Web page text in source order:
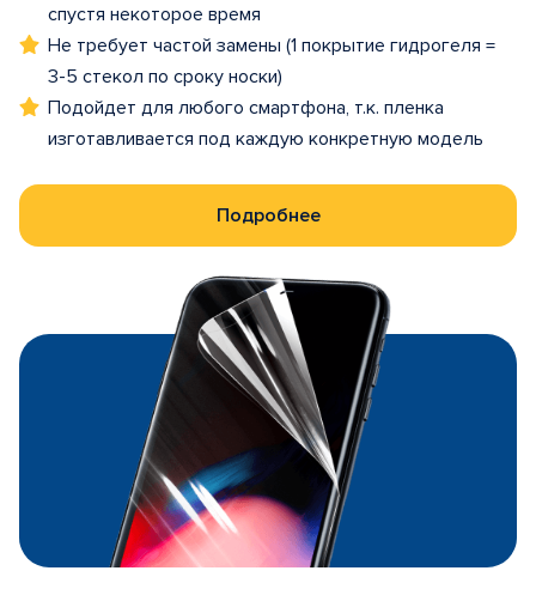
спустя некоторое время
Не требует частой замены (1 покрытие гидрогеля =
3-5 стекол по сроку носки)
Подойдет для любого смартфона, т.к. пленка
изготавливается под каждую конкретную модель
Подробнее